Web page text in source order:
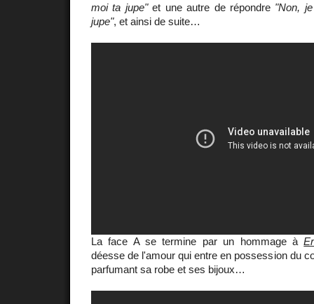
moi ta jupe"et une autre de répondre "Non,
jupe", et ainsi de suite…
La face A se termine par un hommage à
déesse de l'amour qui entre en possession du
parfumant sa robe et ses bijoux…